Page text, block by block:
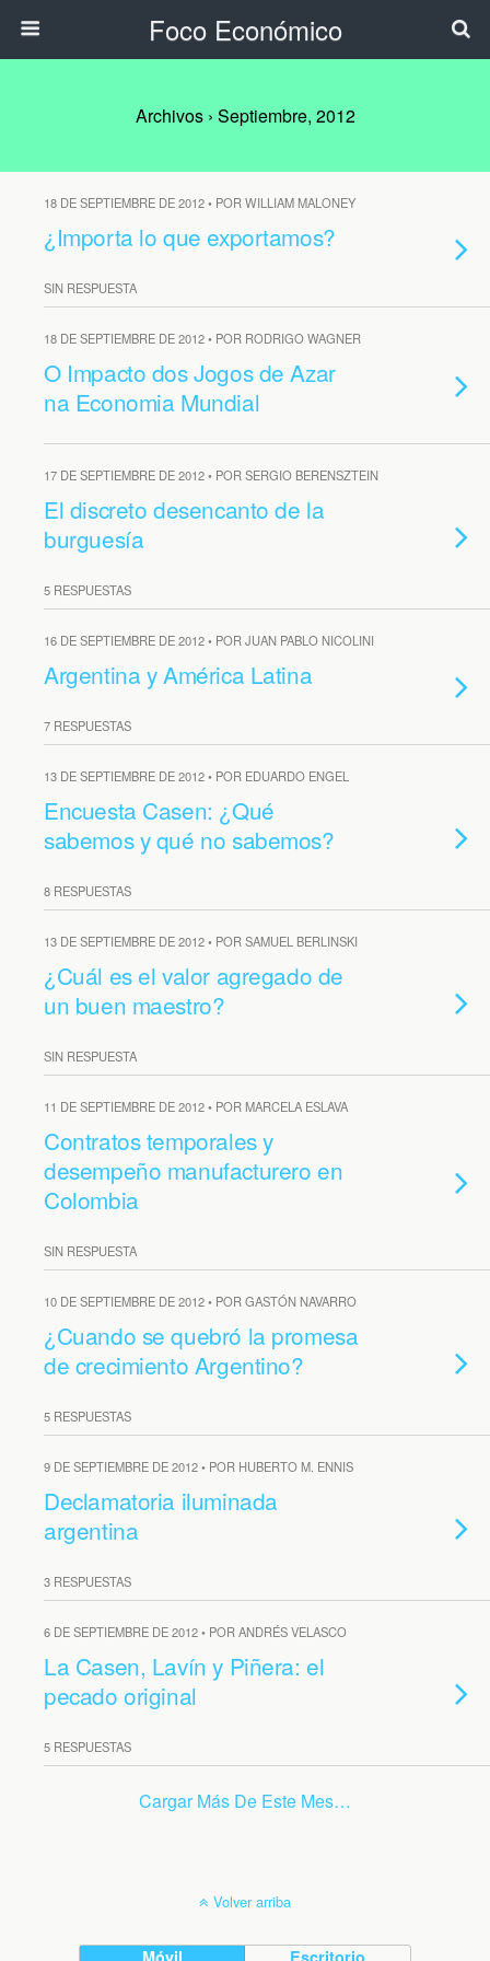
Foco Económico
Archivos › Septiembre, 2012
18 DE SEPTIEMBRE DE 2012 • POR WILLIAM MALONEY
¿Importa lo que exportamos?
SIN RESPUESTA
18 DE SEPTIEMBRE DE 2012 • POR RODRIGO WAGNER
O Impacto dos Jogos de Azar
na Economia Mundial
17 DE SEPTIEMBRE DE 2012 • POR SERGIO BERENSZTEIN
El discreto desencanto de la
burguesía
5 RESPUESTAS
16 DE SEPTIEMBRE DE 2012 • POR JUAN PABLO NICOLINI
Argentina y América Latina
7 RESPUESTAS
13 DE SEPTIEMBRE DE 2012 • POR EDUARDO ENGEL
Encuesta Casen: ¿Qué
sabemos y qué no sabemos?
8 RESPUESTAS
13 DE SEPTIEMBRE DE 2012 • POR SAMUEL BERLINSKI
¿Cuál es el valor agregado de
un buen maestro?
SIN RESPUESTA
11 DE SEPTIEMBRE DE 2012 • POR MARCELA ESLAVA
Contratos temporales y
desempeño manufacturero en
Colombia
SIN RESPUESTA
10 DE SEPTIEMBRE DE 2012 • POR GASTÓN NAVARRO
¿Cuando se quebró la promesa
de crecimiento Argentino?
5 RESPUESTAS
9 DE SEPTIEMBRE DE 2012 • POR HUBERTO M. ENNIS
Declamatoria iluminada
argentina
3 RESPUESTAS
6 DE SEPTIEMBRE DE 2012 • POR ANDRÉS VELASCO
La Casen, Lavín y Piñera: el
pecado original
5 RESPUESTAS
Cargar Más De Este Mes…
Volver arriba
Móvil Escritorio